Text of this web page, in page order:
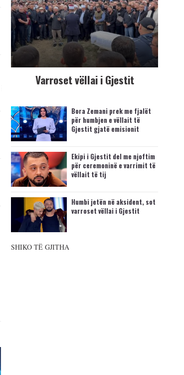
Varroset vëllai i Gjestit
Bora Zemani prek me fjalët
për humbjen e vëllait të
Gjestit gjatë emisionit
Ekipi i Gjestit del me njoftim
për ceremoninë e varrimit të
vëllait të tij
Humbi jetën në aksident, sot
varroset vëllai i Gjestit
SHIKO TË GJITHA